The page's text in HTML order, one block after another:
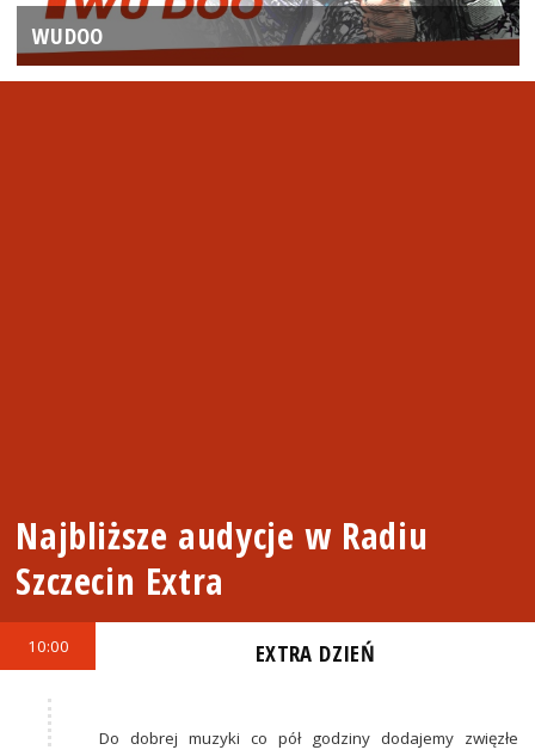
WUDOO
Najbliższe audycje w Radiu
Szczecin Extra
10:00 EXTRA DZIEŃ
Do dobrej muzyki co pół godziny dodajemy zwięzłe